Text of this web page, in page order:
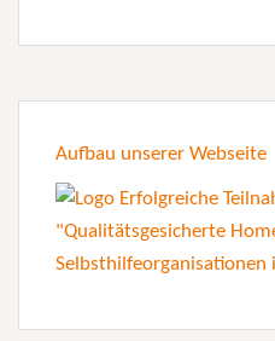
Aufbau unserer Webseite